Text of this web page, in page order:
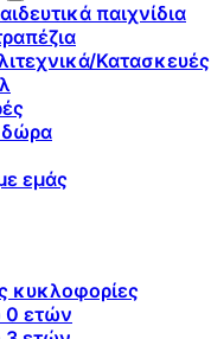
παιχνίδια
Κατασκευές
δώρα
εμάς
κυκλοφορίες
ετών